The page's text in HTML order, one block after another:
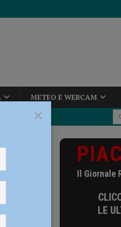
METEO E WEBCAM
C
Il Giornale
LE
×